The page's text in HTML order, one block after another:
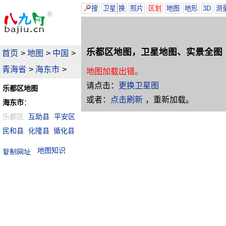
首页 > 地图 > 中国 >
青海省 > 海东市 >
乐都区地图
海东市：
乐都区
互助县 平安区
民和县 化隆县 循化县
地图知识
搜 卫星 换 照片 区划 地图 地形 3D 测
乐都区地图，卫星地图、实景全图
地图加载出错。
请点击：
更换卫星图
或者：
点击刷新 ，重新加载。